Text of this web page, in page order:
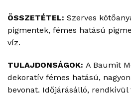
ÖSSZETÉTEL: Szerves
pigmentek, fémes hatású
víz.
TULAJDONSÁGOK: A Baumit
dekoratív fémes hatású,
bevonat. Időjárásálló, rendkívül